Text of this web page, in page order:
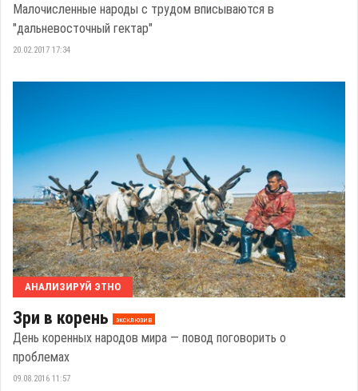
Малочисленные народы с трудом вписываются в
"дальневосточный гектар"
20.02.2017 17:34
АНАЛИЗИРУЙ ЭТНО
Зри в корень эксклюзив
День коренных народов мира — повод поговорить о
проблемах
09.08.2016 11:57